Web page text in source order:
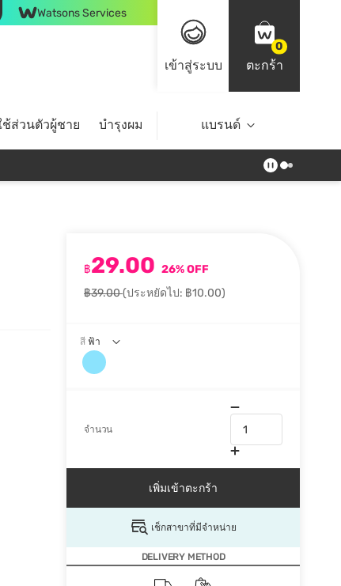
Watsons Services
เข้าสู่ระบบ
0
ตะกร้า
ช้ส่วนตัวผู้ชาย บำรุงผม ไลฟ์สไตล์ Top Brands
แบรนด์
฿29.00 26% OFF
฿39.00(ประหยัดไป: ฿10.00)
สี ฟ้า
จำนวน
เพิ่มเข้าตะกร้า
เช็กสาขาที่มีจำหน่าย
DELIVERY METHOD